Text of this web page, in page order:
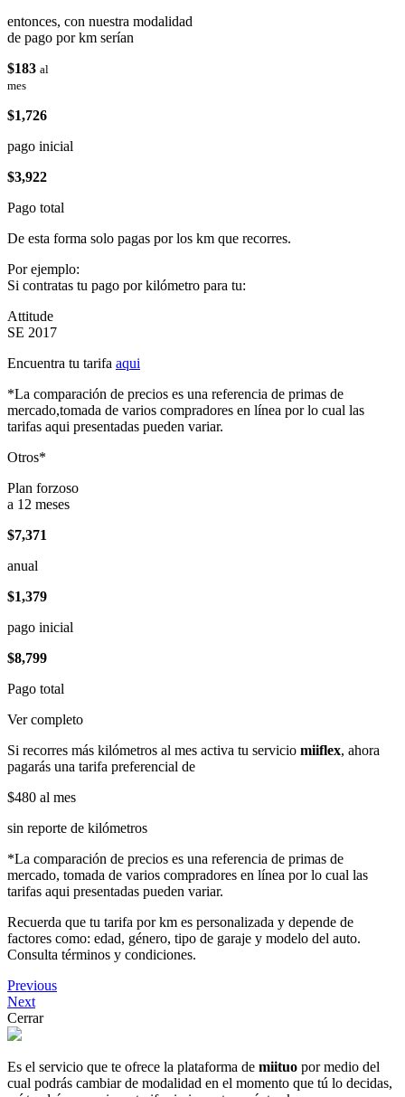
entonces, con nuestra modalidad
de pago por km serían
$183 al
mes
$1,726
pago inicial
$3,922
Pago total
De esta forma solo pagas por los km que recorres.
Por ejemplo:
Si contratas tu pago por kilómetro para tu:
Attitude
SE 2017
Encuentra tu tarifa aqui
*La comparación de precios es una referencia de primas de
mercado,tomada de varios compradores en línea por lo cual las
tarifas aqui presentadas pueden variar.
Otros*
Plan forzoso
a 12 meses
$7,371
anual
$1,379
pago inicial
$8,799
Pago total
Ver completo
Si recorres más kilómetros al mes activa tu servicio miiflex, ahora
pagarás una tarifa preferencial de
$480 al mes
sin reporte de kilómetros
*La comparación de precios es una referencia de primas de
mercado, tomada de varios compradores en línea por lo cual las
tarifas aqui presentadas pueden variar.
Recuerda que tu tarifa por km es personalizada y depende de
factores como: edad, género, tipo de garaje y modelo del auto.
Consulta términos y condiciones.
Previous
Next
Cerrar
Es el servicio que te ofrece la plataforma de miituo por medio del
cual podrás cambiar de modalidad en el momento que tú lo decidas,